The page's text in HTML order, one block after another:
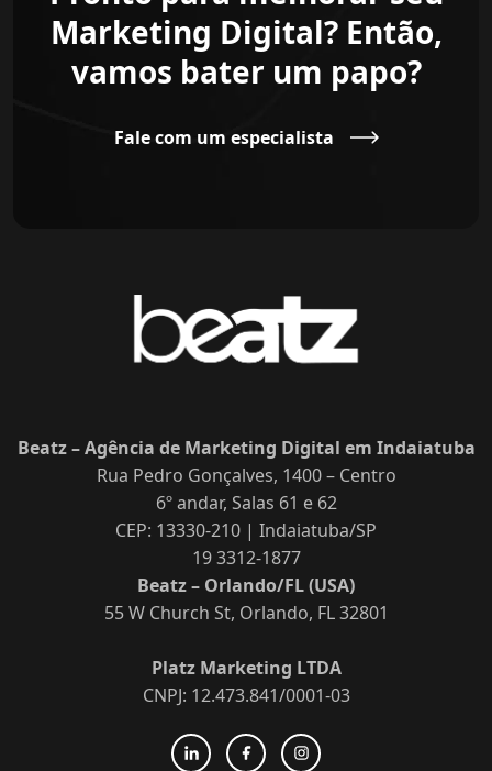
Marketing Digital? Então,
vamos bater um papo?
Fale com um especialista
Beatz – Agência de Marketing Digital em Indaiatuba
Rua Pedro Gonçalves, 1400 – Centro
6º andar, Salas 61 e 62
CEP: 13330-210 | Indaiatuba/SP
19 3312-1877
Beatz – Orlando/FL (USA)
55 W Church St, Orlando, FL 32801
Platz Marketing LTDA
CNPJ: 12.473.841/0001-03